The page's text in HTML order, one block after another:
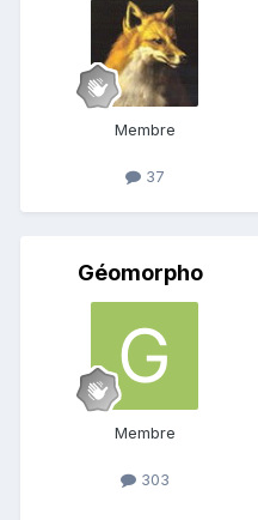
Membre
37
Géomorpho
Membre
303